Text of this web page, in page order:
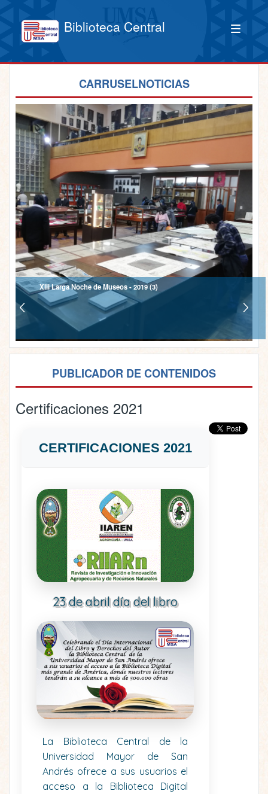
Biblioteca Central
CARRUSELNOTICIAS
XIII Larga Noche de Museos - 2019 (3)
PUBLICADOR DE CONTENIDOS
Certificaciones 2021
CERTIFICACIONES 2021
23 de abril día del libro
La Biblioteca Central de la
Universidad Mayor de San
Andrés ofrece a sus usuarios el
acceso a la Biblioteca Digital